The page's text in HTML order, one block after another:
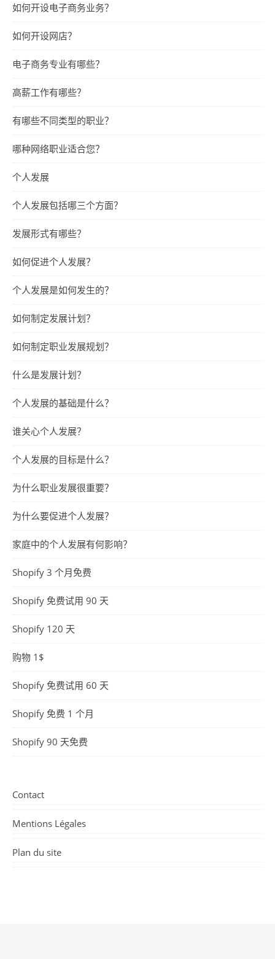
如何开设电子商务业务？
如何开设网店？
电子商务专业有哪些？
高薪工作有哪些？
有哪些不同类型的职业？
哪种网络职业适合您？
个人发展
个人发展包括哪三个方面？
发展形式有哪些？
如何促进个人发展？
个人发展是如何发生的？
如何制定发展计划？
如何制定职业发展规划？
什么是发展计划？
个人发展的基础是什么？
谁关心个人发展？
个人发展的目标是什么？
为什么职业发展很重要？
为什么要促进个人发展？
家庭中的个人发展有何影响？
Shopify 3 个月免费
Shopify 免费试用 90 天
Shopify 120 天
购物 1$
Shopify 免费试用 60 天
Shopify 免费 1 个月
Shopify 90 天免费
Contact
Mentions Légales
Plan du site